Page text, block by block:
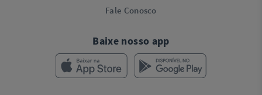
Fale Conosco
Baixe nosso app